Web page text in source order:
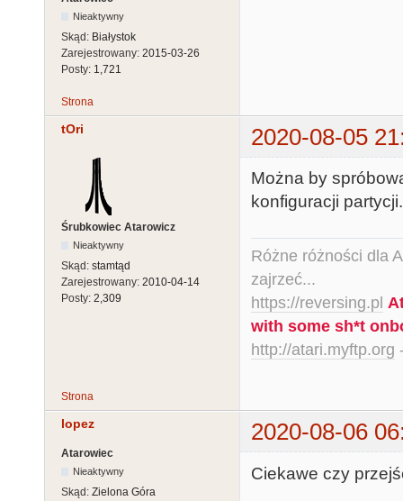
Nieaktywny
Skąd: Białystok
Zarejestrowany: 2015-03-26
Posty: 1,721
Strona
tOri 2020-08-05
Śrubkowiec Atarowicz
Nieaktywny
Skąd: stamtąd
Zarejestrowany: 2010-04-14
Posty: 2,309
Można by
konfiguracji
Różne różności dla
zajrzeć...
https://reversing.pl
with some sh*t
http://atari.myftp.org
Strona
lopez 2020-08-06
Atarowiec
Nieaktywny
Skąd: Zielona Góra
Ciekawe czy